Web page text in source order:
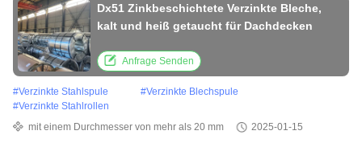
Dx51 Zinkbeschichtete Verzinkte Bleche,
kalt und heiß getaucht für Dachdecken
Anfrage Senden
#Verzinkte Stahlspule #Verzinkte Blechspule
#Verzinkte Stahlrollen
mit einem Durchmesser von mehr als 20 mm
2025-01-15